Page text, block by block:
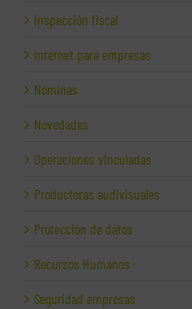
Inspección fiscal
Internet para empresas
Nóminas
Novedades
Operaciones vinculadas
Productoras audivisuales
Protección de datos
Recursos Humanos
Seguridad empresas